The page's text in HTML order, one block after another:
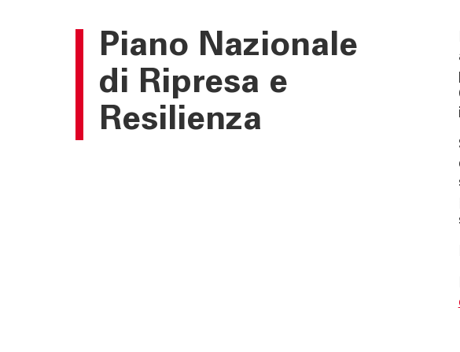
Piano Nazionale
di Ripresa e
Resilienza